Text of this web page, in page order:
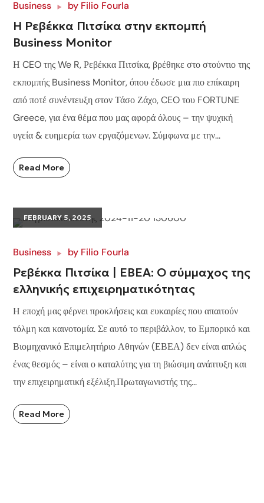
Business by Filio Fourla
Η Ρεβέκκα Πιτσίκα στην εκπομπή
Business Monitor
Η CEO της We R, Ρεβέκκα Πιτσίκα, βρέθηκε στο στούντιο της
εκπομπής Business Monitor, όπου έδωσε μια πιο επίκαιρη
από ποτέ συνέντευξη στον Τάσο Ζάχο, CEO του FORTUNE
Greece, για ένα θέμα που μας αφορά όλους – την ψυχική
υγεία & ευημερία των εργαζόμενων. Σύμφωνα με την...
Read More
FEBRUARY 5, 2025
Business by Filio Fourla
Ρεβέκκα Πιτσίκα | ΕΒΕΑ: Ο σύμμαχος της
ελληνικής επιχειρηματικότητας
Η εποχή μας φέρνει προκλήσεις και ευκαιρίες που απαιτούν
τόλμη και καινοτομία. Σε αυτό το περιβάλλον, το Εμπορικό και
Βιομηχανικό Επιμελητήριο Αθηνών (ΕΒΕΑ) δεν είναι απλώς
ένας θεσμός – είναι ο καταλύτης για τη βιώσιμη ανάπτυξη και
την επιχειρηματική εξέλιξη.Πρωταγωνιστής της...
Read More